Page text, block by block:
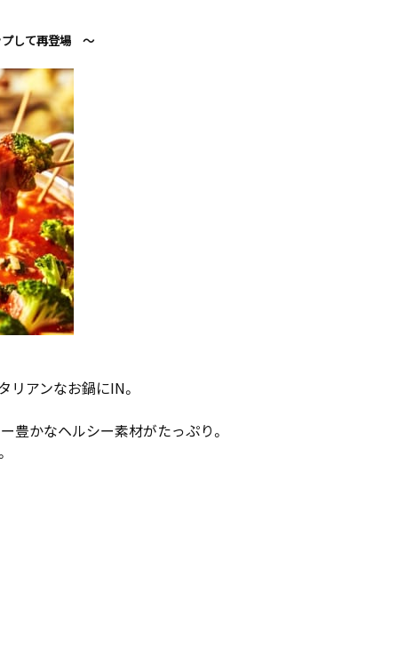
プして再登場 ～
リアンなお鍋にIN。
豊かなヘルシー素材がたっぷり。